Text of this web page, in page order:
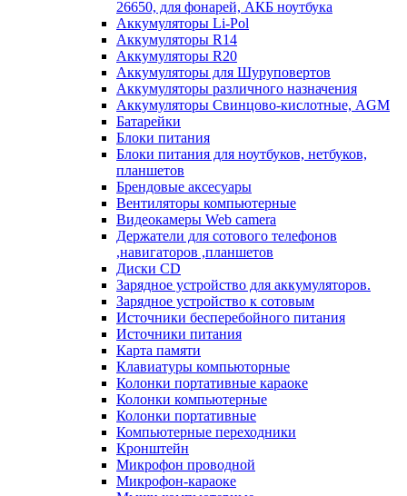
26650, для фонарей, АКБ ноутбука
Аккумуляторы Li-Pol
Аккумуляторы R14
Аккумуляторы R20
Аккумуляторы для Шуруповертов
Аккумуляторы различного назначения
Аккумуляторы Свинцово-кислотные, AGM
Батарейки
Блоки питания
Блоки питания для ноутбуков, нетбуков,
планшетов
Брендовые аксесуары
Вентиляторы компьютерные
Видеокамеры Web camera
Держатели для сотового телефонов
,навигаторов ,планшетов
Диски CD
Зарядное устройство для аккумуляторов.
Зарядное устройство к сотовым
Источники бесперебойного питания
Источники питания
Карта памяти
Клавиатуры компьюторные
Колонки портативные караоке
Колонки компьютерные
Колонки портативные
Компьютерные переходники
Кронштейн
Микрофон проводной
Микрофон-караоке